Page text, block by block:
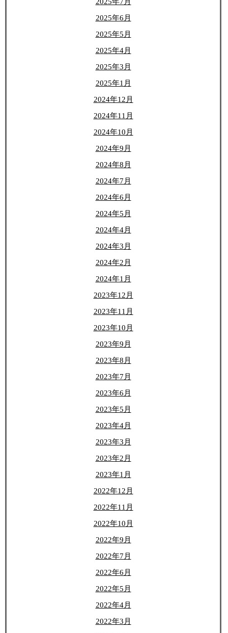
2025年6月
2025年5月
2025年4月
2025年3月
2025年1月
2024年12月
2024年11月
2024年10月
2024年9月
2024年8月
2024年7月
2024年6月
2024年5月
2024年4月
2024年3月
2024年2月
2024年1月
2023年12月
2023年11月
2023年10月
2023年9月
2023年8月
2023年7月
2023年6月
2023年5月
2023年4月
2023年3月
2023年2月
2023年1月
2022年12月
2022年11月
2022年10月
2022年9月
2022年7月
2022年6月
2022年5月
2022年4月
2022年3月